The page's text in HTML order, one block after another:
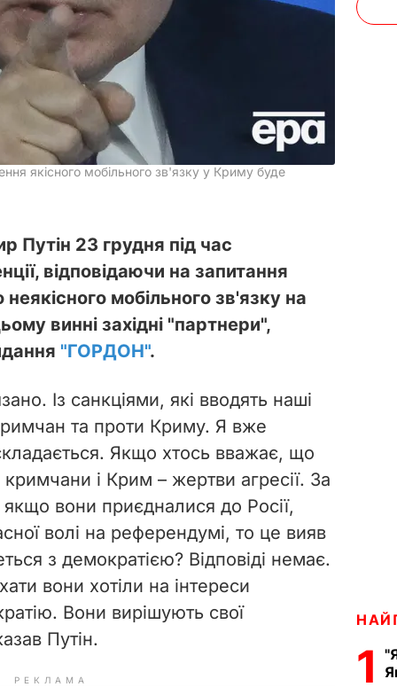
якісного мобільного зв'язку у Криму буде
Путін 23 грудня під час
відповідаючи на запитання
мобільного зв'язку на
винні західні "партнери",
"ГОРДОН".
Із санкціями, які вводять наші
та проти Криму. Я вже
Якщо хтось вважає, що
і Крим – жертви агресії. За
вони приєдналися до Росії,
волі на референдумі, то це вияв
з демократією? Відповіді немає.
вони хотіли на інтереси
Вони вирішують свої
Путін.
РЕКЛАМА 1